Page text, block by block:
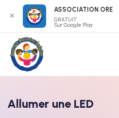
Allumer une LED
✕
ASSOCIATION ORE
GRATUIT
Sur Google Play